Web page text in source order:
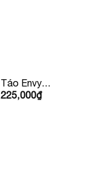
Táo Envy
Mỹ/
225,000₫